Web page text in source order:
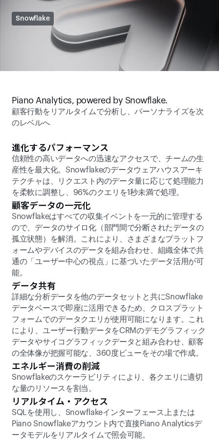
Snowflake
Piano Analytics, powered by Snowflake.
顧客行動をリアルタイムで分析し、パーソナライズを次
のレベルへ
進化するパフォーマンス
信頼性の高いデータへの迅速なアクセスで、チームの生
産性を最大化。Snowflakeのデータウェアハウスアーキ
テクチャは、リクエスト内のデータ量に応じて処理能力
を柔軟に調整し、96%のクエリを1秒未満で処理。
顧客データの一元化
Snowflakeはすべての収集イベントを一元的に管理する
ので、データのサイロ化（部門間で分断されたデータの
孤立状態）を解消。これにより、さまざまなプラットフ
ォームやデバイスのデータを組み合わせ、組織全体で共
通の「ユーザー中心の視点」に基づいたデータ活用が可
能。
データ共有
詳細な分析データを他のデータセットと共にSnowflake
データベースで即座に活用できるため、クロスプラット
フォームでのデータクエリが使用可能になります。これ
により、ユーザー行動データをCRMのデモグラフィック
データやサイコグラフィックデータと組み合わせ、顧客
の全体像が把握可能な、360度ビューをその場で作成。
エネルギー消費の削減
Snowflakeのスケーラビリティにより、各クエリに適切
な量のリソースを割当。
リアルタイム・アクセス
SQLを使用し、Snowflakeインターフェース上または
Piano Snowflakeアカウント内で直接Piano Analyticsデ
ータモデルをリアルタイムで照会可能。